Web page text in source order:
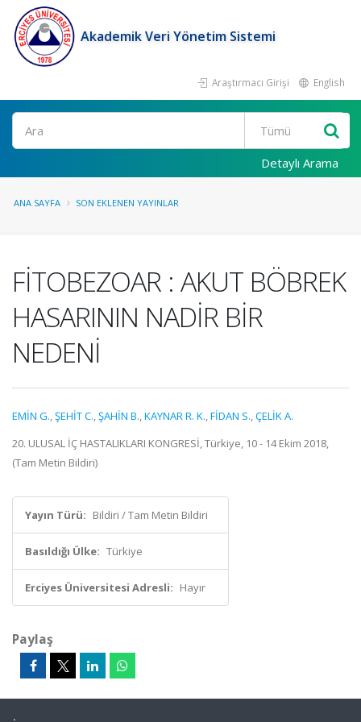
Akademik Veri Yönetim Sistemi
Araştırmacı Girişi English
Ara
Detaylı Arama
ANA SAYFA SON EKLENEN YAYINLAR
FİTOBEZOAR : AKUT BÖBREK
HASARININ NADİR BİR
NEDENİ
EMİN G.,ŞEHİT C.,ŞAHİN B.,KAYNAR R. K.,FİDAN S.,ÇELİK A.
20. ULUSAL İÇ HASTALIKLARI KONGRESİ, Türkiye, 10 - 14 Ekim 2018,
(Tam Metin Bildiri)
Yayın Türü: Bildiri / Tam Metin Bildiri
Basıldığı Ülke: Türkiye
Erciyes Üniversitesi Adresli: Hayır
Paylaş